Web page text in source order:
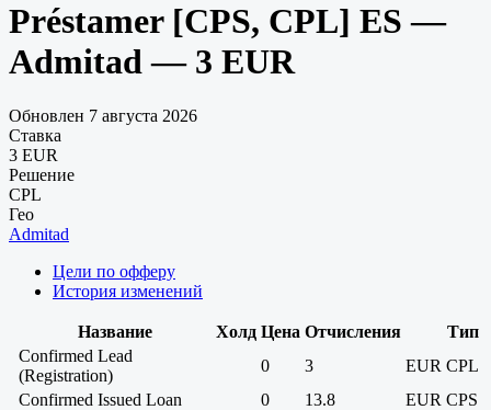
Préstamer [CPS, CPL] ES —
Admitad — 3 EUR
Обновлен 7 августа 2026
Ставка
3 EUR
Решение
CPL
Гео
Admitad
Цели по офферу
История изменений
Название Холд Цена Отчисления
Тип
Confirmed Lead
(Registration)
0 3 EUR CPL
Confirmed Issued Loan
0 13.8 EUR CPS